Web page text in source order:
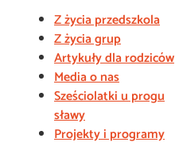
Z życia przedszkola
Z życia grup
Artykuły dla rodziców
Media o nas
Sześciolatki u progu
sławy
Projekty i programy